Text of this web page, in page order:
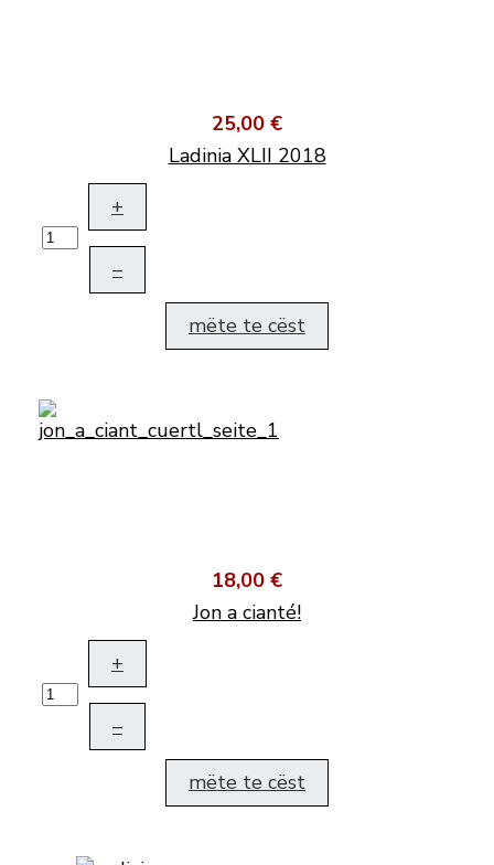
25,00 €
Ladinia XLII 2018
+
–
mëte te cëst
18,00 €
Jon a cianté!
+
–
mëte te cëst